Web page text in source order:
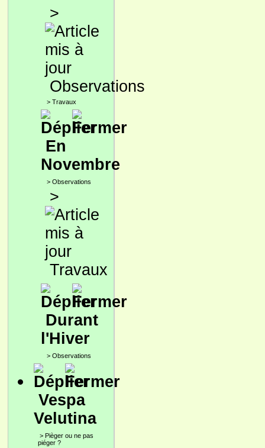
>
Observations
> Travaux
En
Novembre
> Observations
>
Travaux
Durant
l'Hiver
> Observations
Vespa
Velutina
> Pièger ou ne pas
piéger ?